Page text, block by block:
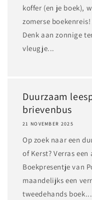
koffer (en je boek),
zomerse
Denk aan zonnige
vleugje...
Duurzaam
brievenbus
21 NOVEMBER 2025
Op zoek naar een
of Kerst? Verras
Boekpresentje van
maandelijks een
tweedehands boek...